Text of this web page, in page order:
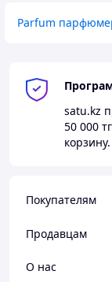
Parfum
satu.kz
50 000 тг
корзину.
Покупателям
Продавцам
О нас